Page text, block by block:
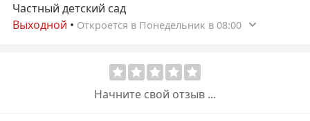
Частный детский сад
Выходной • Откроется в Понедельник в 08:00
Начните свой отзыв ...